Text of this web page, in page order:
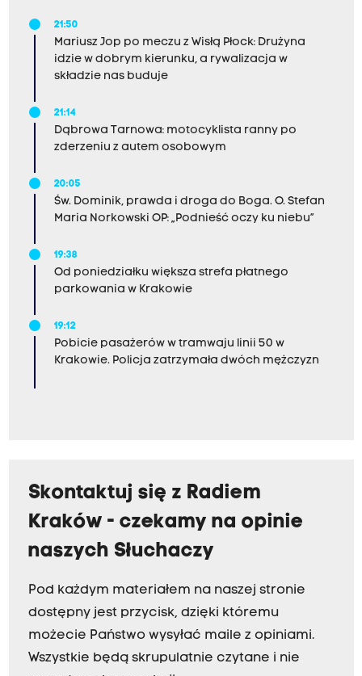
21:50
Mariusz Jop po meczu z Wisłą Płock: Drużyna
idzie w dobrym kierunku, a rywalizacja w
składzie nas buduje
21:14
Dąbrowa Tarnowa: motocyklista ranny po
zderzeniu z autem osobowym
20:05
Św. Dominik, prawda i droga do Boga. O. Stefan
Maria Norkowski OP: „Podnieść oczy ku niebu”
19:38
Od poniedziałku większa strefa płatnego
parkowania w Krakowie
19:12
Pobicie pasażerów w tramwaju linii 50 w
Krakowie. Policja zatrzymała dwóch mężczyzn
Skontaktuj się z Radiem
Kraków - czekamy na opinie
naszych Słuchaczy
Pod każdym materiałem na naszej stronie
dostępny jest przycisk, dzięki któremu
możecie Państwo wysyłać maile z opiniami.
Wszystkie będą skrupulatnie czytane i nie